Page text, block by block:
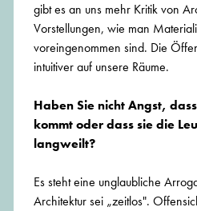
gibt es an uns mehr Kritik von
Vorstellungen, wie man
voreingenommen sind. Die
intuitiver auf unsere Räume.
Haben Sie nicht Angst,
kommt oder dass sie die
langweilt?
Es steht eine unglaubliche
Architektur sei „zeitlos".